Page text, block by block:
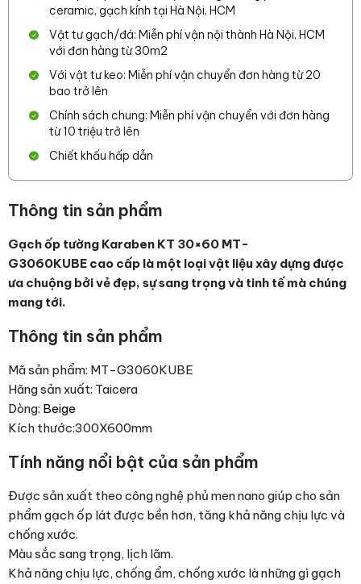
ceramic, gạch kính tại Hà Nội, HCM
Vật tư gạch/đá: Miễn phí vận nội thành Hà Nội, HCM
với đơn hàng từ 30m2
Với vật tư keo: Miễn phí vận chuyển đơn hàng từ 20
bao trở lên
Chính sách chung: Miễn phí vận chuyển với đơn hàng
từ 10 triệu trở lên
Chiết khấu hấp dẫn
Thông tin sản phẩm
Gạch ốp tường Karaben KT 30×60 MT-
G3060KUBE cao cấp là một loại vật liệu xây dựng được
ưa chuộng bởi vẻ đẹp, sự sang trọng và tinh tế mà chúng
mang tới.
Thông tin sản phẩm
Mã sản phẩm: MT-G3060KUBE
Hãng sản xuất: Taicera
Dòng: Beige
Kích thước:300X600mm
Tính năng nổi bật của sản phẩm
Được sản xuất theo công nghệ phủ men nano giúp cho sản
phẩm gạch ốp lát được bền hơn, tăng khả năng chịu lực và
chống xước.
Màu sắc sang trọng, lịch lãm.
Khả năng chịu lực, chống ẩm, chống xước là những gì gạch